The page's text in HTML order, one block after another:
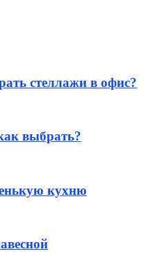
стеллажи в офис?
выбрать?
кухню